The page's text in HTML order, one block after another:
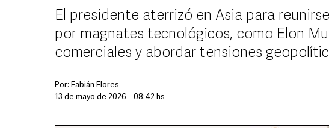
El presidente aterrizó en Asia para
por magnates tecnológicos, como Elon
comerciales y abordar tensiones
Por: Fabián Flores
13 de mayo de 2026 - 08:42 hs